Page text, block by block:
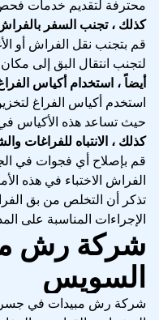
محترفة لتقديم خدمات
كذلك ، تجنب السفر
قم بتجنب نقل الفراش أو
لتجنب انتقال البق إلى
أيضاً ، استخدام أكياس
استخدم أكياس الفراغ
حيث تساعد هذه الأكياس في
كذلك ، الانتباه للفراغات
قم بإصلاح أي فجوات في
الفراش الاختباء في هذه
تذكر أن التخلص من بق
الإجراءات المناسبة على
شركة رش
السويس
شركة رش مبيدات في جسر